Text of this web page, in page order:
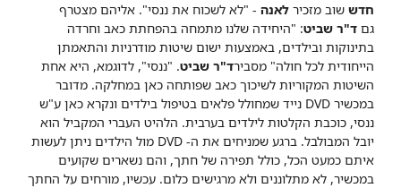
חדש שוב מזכיר לאנה - "לא לשכוח את ננסי". אליהם מצטרף
גם ד"ר שביט: "היחידה שלנו מתמחה בהפחתת כאב וחרדה
בתינוקות ובילדים, באמצעות ישום שיטות מודרניות והתאמתן
הייחודית לכל חולה" מסבירד"ר שביט. "ננסי", לדוגמא, היא אחת
השיטות המקוריות לשיכוך כאב שפותחה כאן במחלקה. מדובר
במכשיר DVD נייד שמחולל פלאים בטיפול בילדים ונקרא כאן ע"ש
ננסי, כוכבת הקלטות לילדים בערבית. הלהיט העברי המקביל הוא
יובל המבולבל. ברגע שמניחים את ה- DVD מול הילדים ניתן לעשות
איתם כמעט הכל, כולל תפירה של חתך, והם נשארים שקועים
במכשיר, לא מתלוננים ולא מרגישים כלום. עכשיו, מורחים על החתך